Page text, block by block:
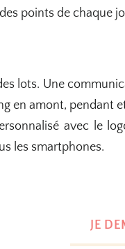
points de chaque
lots. Une
en amont, pendant
avec le
les smartphones.
JE